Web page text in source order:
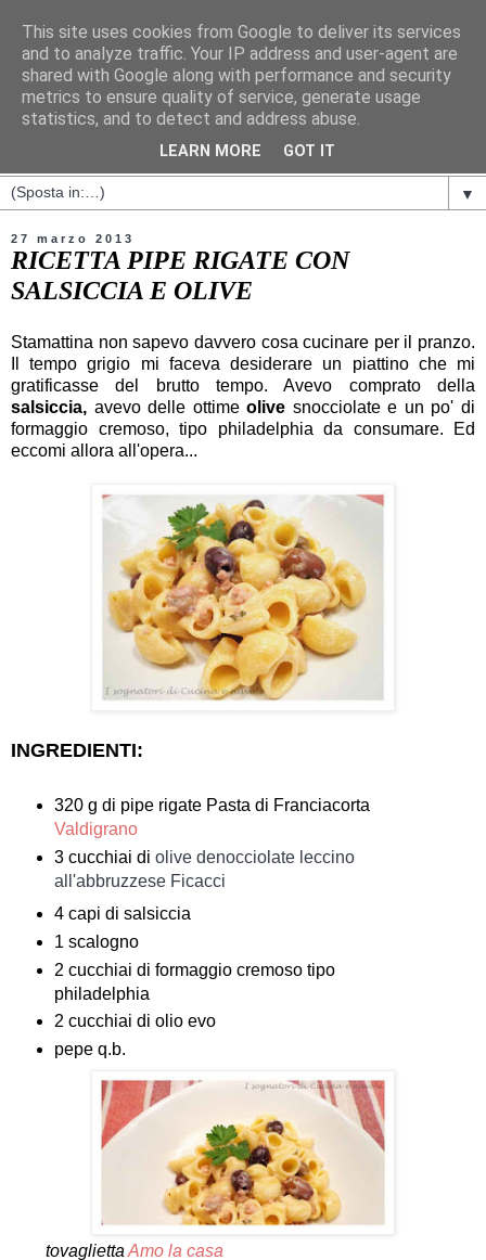
▼
27 marzo 2013
RICETTA PIPE RIGATE CON
SALSICCIA E OLIVE
Stamattina non sapevo davvero cosa cucinare per il pranzo.
Il tempo grigio mi faceva desiderare un piattino che mi
gratificasse del brutto tempo. Avevo comprato della
salsiccia, avevo delle ottimeolive snocciolate e un po' di
formaggio cremoso, tipo philadelphia da consumare. Ed
eccomi allora all'opera...
INGREDIENTI:
320 g di pipe rigate Pasta di Franciacorta
Valdigrano
3 cucchiai di olive denocciolate leccino
all'abbruzzese Ficacci
4 capi di salsiccia
1 scalogno
2 cucchiai di formaggio cremoso tipo
philadelphia
2 cucchiai di olio evo
pepe q.b.
tovaglietta Amo la casa
This site uses cookies from Google to deliver its services
and to analyze traffic. Your IP address and user-agent are
shared with Google along with performance and security
metrics to ensure quality of service, generate usage
statistics, and to detect and address abuse.
LEARN MORE GOT IT